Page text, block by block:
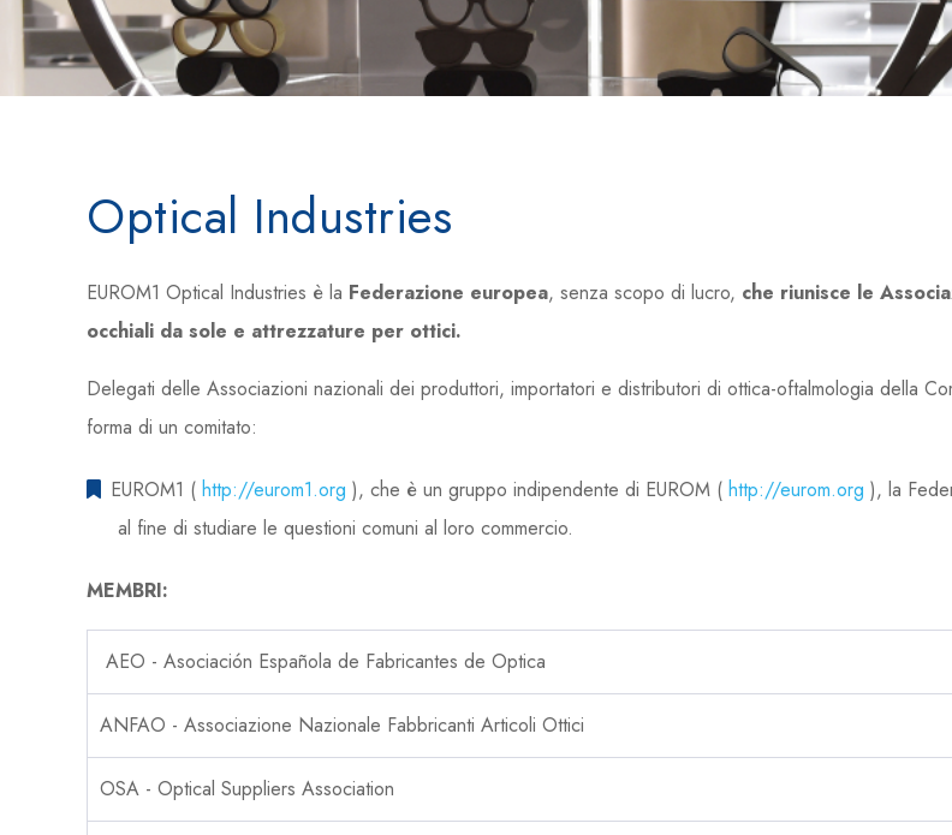
Optical Industries
EUROM1 Optical Industries è la Federazione europea, senza scopo di lucro, che riunisce le
occhiali da sole e attrezzature per ottici.
Delegati delle Associazioni nazionali dei produttori, importatori e distributori di ottica-oftalmologia della
forma di un comitato:
EUROM1 ( http://eurom1.org ), che è un gruppo indipendente di EUROM ( http://eurom.org ), la
al fine di studiare le questioni comuni al loro commercio.
MEMBRI:
AEO - Asociación Española de Fabricantes de Optica
ANFAO - Associazione Nazionale Fabbricanti Articoli Ottici
OSA - Optical Suppliers Association